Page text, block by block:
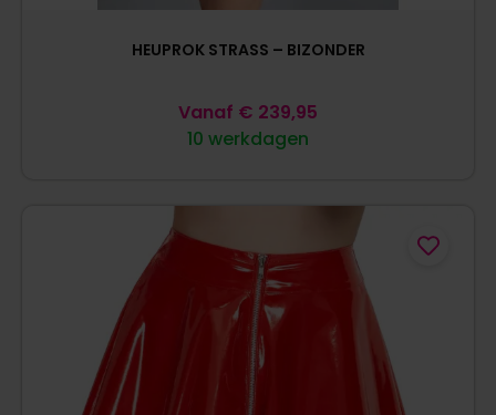
HEUPROK STRASS – BIZONDER
10 werkdagen
Vanaf € 239,95